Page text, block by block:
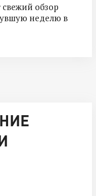
обзор
неделю в